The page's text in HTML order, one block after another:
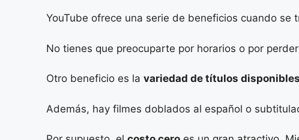
YouTube ofrece una serie de beneficios cuando
No tienes que preocuparte por horarios o por
Otro beneficio es la variedad de títulos disponibles
Además, hay filmes doblados al español o